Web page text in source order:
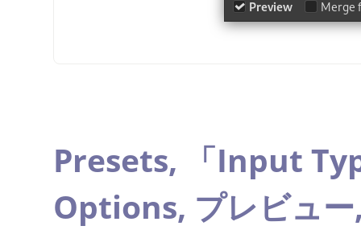
Presets, 「Input
Options, プレビュ